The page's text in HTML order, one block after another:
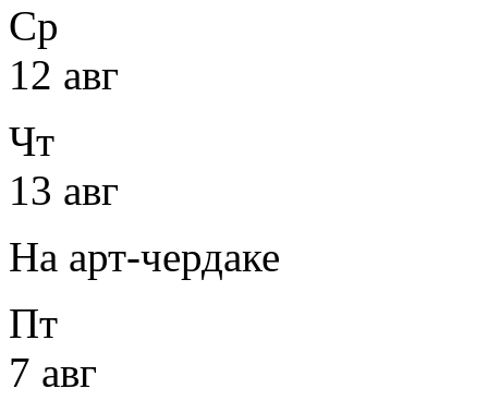
Ср
12 авг
Чт
13 авг
На арт-чердаке
Пт
7 авг